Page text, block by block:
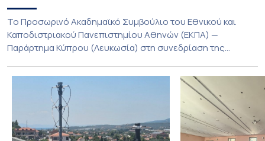
Το Προσωρινό Ακαδημαϊκό Συμβούλιο του Εθνικού και
Καποδιστριακού Πανεπιστημίου Αθηνών (ΕΚΠΑ) —
Παράρτημα Κύπρου (Λευκωσία) στη συνεδρίαση της
παράταση της προθεσμίας υποβολής εκδήλωσης
ενδιαφέροντος για την φοίτηση σε Προγράμματα Σπουδών,
Τμημάτων του Πανεπιστημίου μας στο Παράρτημα Κύπρου
για το ακαδημαϊκό έτος 2026-2027, έως τη Δευτέρα 31
Αυγούστου 2026. […]